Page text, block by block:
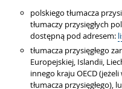
polskiego tłumacza
tłumaczy przysięgłych
dostępną pod adresem:
tłumacza przysięgłego
Europejskiej, Islandii,
innego kraju OECD
tłumacza przysięgłego),